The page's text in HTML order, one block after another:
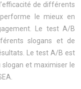
de différents
le mieux en
Le test A/B
slogans et de
Le test A/B est
slogan et maximiser le